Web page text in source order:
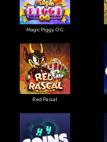
Magic Piggy OG
Red Pascal